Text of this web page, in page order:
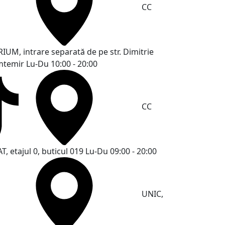
CC
intrare separată de pe str. Dimitrie
Lu-Du 10:00 - 20:00
CC
etajul 0, buticul 019 Lu-Du 09:00 - 20:00
UNIC,